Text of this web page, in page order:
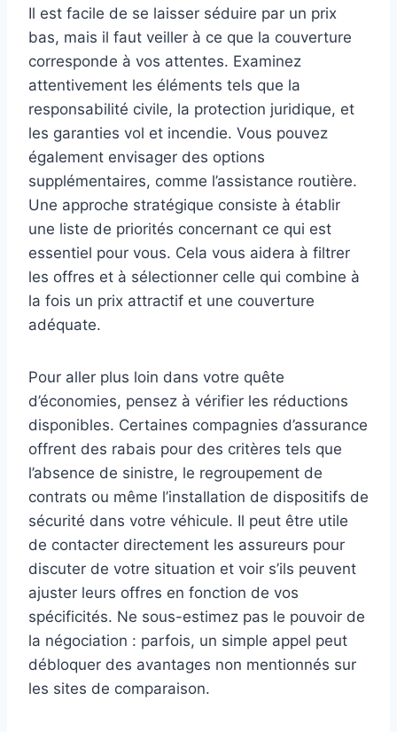
Il est facile de se laisser séduire par un prix
bas, mais il faut veiller à ce que la couverture
corresponde à vos attentes. Examinez
attentivement les éléments tels que la
responsabilité civile, la protection juridique, et
les garanties vol et incendie. Vous pouvez
également envisager des options
supplémentaires, comme l’assistance routière.
Une approche stratégique consiste à établir
une liste de priorités concernant ce qui est
essentiel pour vous. Cela vous aidera à filtrer
les offres et à sélectionner celle qui combine à
la fois un prix attractif et une couverture
adéquate.
Pour aller plus loin dans votre quête
d’économies, pensez à vérifier les réductions
disponibles. Certaines compagnies d’assurance
offrent des rabais pour des critères tels que
l’absence de sinistre, le regroupement de
contrats ou même l’installation de dispositifs de
sécurité dans votre véhicule. Il peut être utile
de contacter directement les assureurs pour
discuter de votre situation et voir s’ils peuvent
ajuster leurs offres en fonction de vos
spécificités. Ne sous-estimez pas le pouvoir de
la négociation : parfois, un simple appel peut
débloquer des avantages non mentionnés sur
les sites de comparaison.